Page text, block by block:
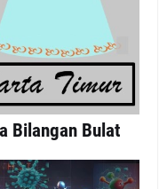
Bilangan Bulat